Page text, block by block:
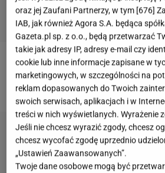
Więcej sprawdzonych
naszej stronie głównej
oraz jej Zaufani Partnerzy, w tym [676]
IAB, jak również Agora S.A. będąca
Gazeta.pl sp. z o.o., będą przetwarzać
takie jak adresy IP, adresy e-mail czy
cookie lub inne informacje zapisane w
marketingowych, w szczególności na
reklam dopasowanych do Twoich
swoich serwisach, aplikacjach i w
treści w nich wyświetlanych. Wyrażenie
Jeśli nie chcesz wyrazić zgody, chcesz
chcesz wycofać zgodę uprzednio
„Ustawień Zaawansowanych”.
Twoje dane osobowe mogą być